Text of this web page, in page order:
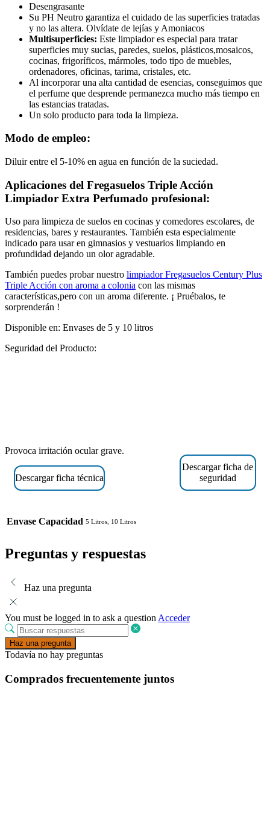
Desengrasante
Su PH Neutro garantiza el cuidado de las superficies tratadas
y no las altera. Olvídate de lejías y Amoniacos
Multisuperficies: Este limpiador es especial para tratar
superficies muy sucias, paredes, suelos, plásticos,mosaicos,
cocinas, frigoríficos, mármoles, todo tipo de muebles,
ordenadores, oficinas, tarima, cristales, etc.
Al incorporar una alta cantidad de esencias, conseguimos que
el perfume que desprende permanezca mucho más tiempo en
las estancias tratadas.
Un solo producto para toda la limpieza.
Modo de empleo:
Diluir entre el 5-10% en agua en función de la suciedad.
Aplicaciones del Fregasuelos Triple Acción
Limpiador Extra Perfumado profesional:
Uso para limpieza de suelos en cocinas y comedores escolares, de
residencias, bares y restaurantes. También esta especialmente
indicado para usar en gimnasios y vestuarios limpiando en
profundidad dejando un olor agradable.
También puedes probar nuestro limpiador Fregasuelos Century Plus
Triple Acción con aroma a colonia con las mismas
características,pero con un aroma diferente. ¡ Pruébalos, te
sorprenderán !
Disponible en: Envases de 5 y 10 litros
Seguridad del Producto:
Provoca irritación ocular grave.
Descargar ficha técnica
Descargar ficha de
seguridad
Envase Capacidad 5 Litros, 10 Litros
Preguntas y respuestas
Haz una pregunta
You must be logged in to ask a question Acceder
Haz una pregunta
Todavía no hay preguntas
Comprados frecuentemente juntos